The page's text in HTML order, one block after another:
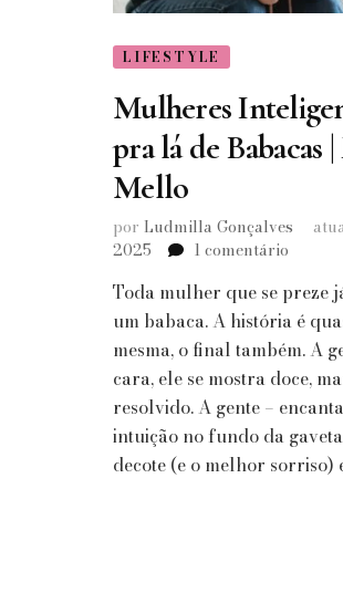
LIFESTYLE
Mulheres
pra lá de Babacas
Mello
por Ludmilla Gonçalves
2025
1 comentário
e
Caras
lá
de
|
Toda mulher que se preze
um babaca. A história é
mesma, o final também. A
cara, ele se mostra doce,
resolvido. A gente –
intuição no fundo da
decote (e o melhor sorriso)